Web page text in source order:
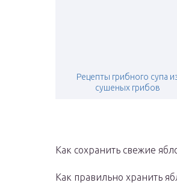
Рецепты грибного супа
сушеных грибов
Как сохранить свежие
Как правильно хранить